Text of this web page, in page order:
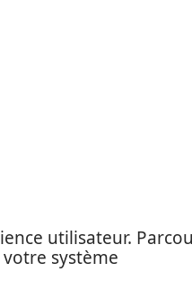
utilisateur.
système